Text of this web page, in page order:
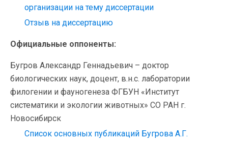
организации на тему диссертации
Отзыв на диссертацию
Официальные оппоненты:
Бугров Александр Геннадьевич – доктор
биологических наук, доцент, в.н.с. лаборатории
филогении и фауногенеза ФГБУН «Институт
систематики и экологии животных» СО РАН г.
Новосибирск
Список основных публикаций Бугрова А.Г.